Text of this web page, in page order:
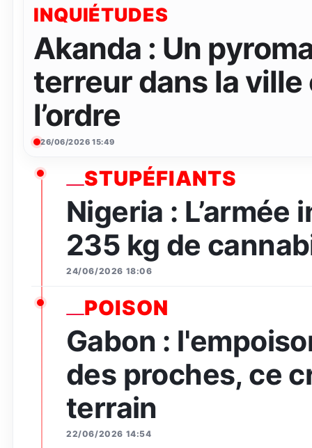
INQUIÉTUDES
Akanda : Un
terreur dans la
l’ordre
26/06/2026 15:49
STUPÉFIANTS
Nigeria :
235 kg de
24/06/2026 18:06
POISON
Gabon :
des proches, ce
terrain
22/06/2026 14:54